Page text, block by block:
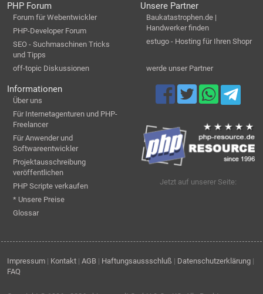
PHP Forum
Forum für Webentwickler
PHP-Developer Forum
SEO - Suchmaschinen Tricks
und Tipps
off-topic Diskussionen
Unsere Partner
Baukatastrophen.de |
Handwerker finden
estugo - Hosting für Ihren Shopr
werde unser Partner
Informationen
Über uns
Für Internetagenturen und PHP-
Freelancer
Für Anwender und
Softwareentwickler
Projektausschreibung
veröffentlichen
PHP Scripte verkaufen
* Unsere Preise
Glossar
Jetzt auf unserer Seite:
Impressum | Kontakt | AGB | Haftungsaussschluß | Datenschutzerklärung |
FAQ